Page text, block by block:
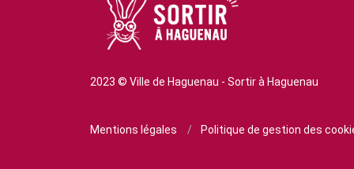
2023 © Ville de Haguenau - Sortir à Haguenau
Mentions légales / Politique de gestion des